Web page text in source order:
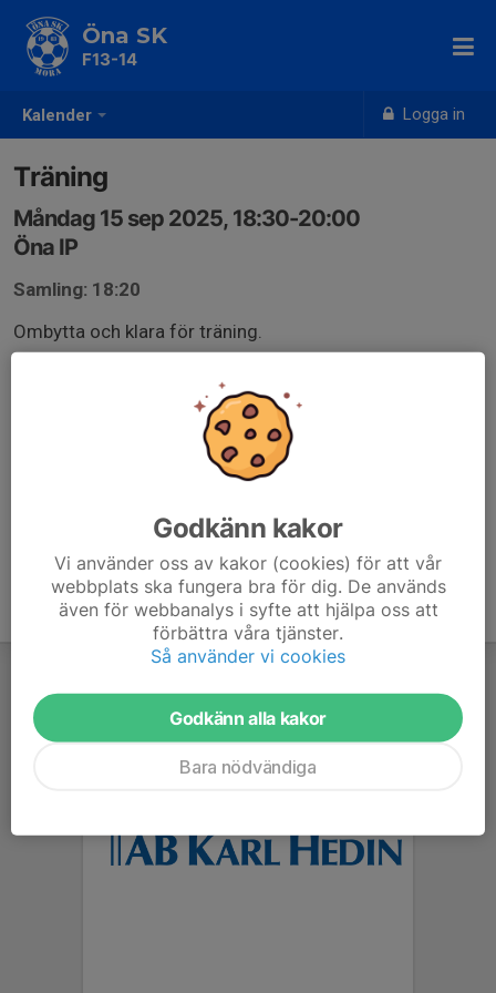
Kalender Logga in
Öna SK
F13-14
Träning
Måndag 15 sep 2025, 18:30-20:00
Öna IP
Samling: 18:20
Ombytta och klara för träning.
Godkänn kakor
Vi använder oss av kakor (cookies) för att vår
webbplats ska fungera bra för dig. De används
även för webbanalys i syfte att hjälpa oss att
förbättra våra tjänster.
Så använder vi cookies
Godkänn alla kakor
Bara nödvändiga